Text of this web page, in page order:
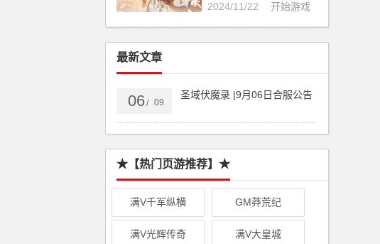
开始游戏
2024/11/22
最新文章
06/ 09
圣域伏魔录 |9月06日合服公告
★【热门页游推荐】★
满V千军纵横 GM莽荒纪
满V光辉传奇 满V大皇城